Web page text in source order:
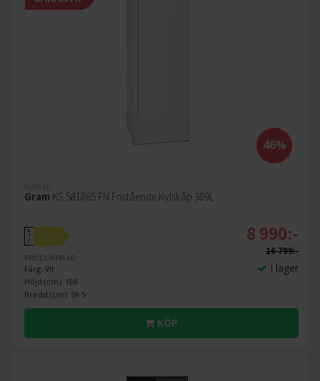
46%
Kylskåp
Gram KS 581865 FN Fristående Kylskåp 389L
A
↑
G
D
PRODUKTBLAD
Färg: Vit
Höjd (cm): 186
Bredd (cm): 59.5
8 990:-
16 799:-
I lager
KÖP